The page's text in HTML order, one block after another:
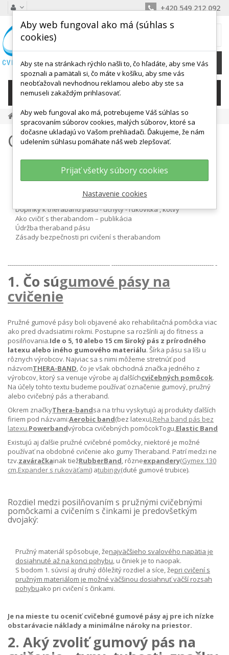
+420 549 212 092
KATEGÓRIE
Thera Band - Cvičenie S Gumovými Pásmi
Gumové pásy na cvičenie
Čo sú gumové pásy na cvičenie
Aký zvoliť gumový pás na cvičenie - typy, tuhosti, značky, dĺžky
Doplnky k theraband pásu - úchyty - rukovítka , kotvy
Ako cvičiť s therabandom – publikácia
Údržba theraband pásu
Zásady bezpečnosti pri cvičení s therabandom
-------------------------------------------------- -------------------------------------------------- -
1. Čo súgumové pásy na
cvičenie
Pružné gumové pásy boli objavené ako rehabilitačná pomôcka viac
ako pred dvadsiatimi rokmi. Postupne sa rozšírili aj do fitness a
posilňovania.Ide o 5, 10 alebo 15 cm široký pás z prírodného
latexu alebo iného gumového materiálu. Šírka pásu sa líši u
rôznych výrobcov. Najviac sa s nimi môžeme stretnúť pod
názvomTHERA-BAND, čo je však obchodná značka jedného z
výrobcov, ktorý sa venuje výrobe aj ďalšíchcvičebných pomôcok.
Na účely tohto textu budeme používať označenie gumový, pružný
alebo cvičebný pás a theraband.
Okrem značkyThera-bandsa na trhu vyskytujú aj produkty ďalších
firiem pod názvami:Aerobic band(bez latexu),Reha band pás bez
latexu,Powerbandvýrobca cvičebných pomôcokTogu,Elastic Band
Existujú aj ďalšie pružné cvičebné pomôcky, niektoré je možné
používať na obdobné cvičenie ako gumy Theraband. Patrí medzi ne
tzv.zaváračkainak tiežRubberBand, rôzneexpandery(Gymex 130
cm,Expander s rukoväťami) atubingy(duté gumové trubice).
Rozdiel medzi posilňovaním s pružnými cvičebnými
pomôckami a cvičením s činkami je predovšetkým
dvojaký:
Pružný materiál spôsobuje, ženajväčšieho svalového napätia je
dosiahnuté až na konci pohybu, u činiek je to naopak.
S bodom 1. súvisí aj druhý dôležitý rozdiel a síce, žepri cvičení s
pružným materiálom je možné väčšinou dosiahnuť väčší rozsah
pohybuako pri cvičení s činkami.
Je na mieste tu oceniť cvičebné gumové pásy aj pre ich nízke
obstarávacie náklady a minimálne nároky na priestor.
2. Aký zvoliť gumový pás na
Aby web fungoval ako má (súhlas s
cookies)
Aby ste na stránkach rýchlo našli to, čo hľadáte, aby sme Vás
spoznali a pamätali si, čo máte v košíku, aby sme vás
neobťažovali nevhodnou reklamou alebo aby ste sa
nemuseli zakaždým prihlasovať.
Aby web fungoval ako má, potrebujeme Váš súhlas so
spracovaním súborov cookies, malých súborov, ktoré sa
dočasne ukladajú vo Vašom prehliadači. Ďakujeme, že nám
udelením súhlasu pomáhate náš web zlepšovať.
Prijať všetky súbory cookies
Nastavenie cookies